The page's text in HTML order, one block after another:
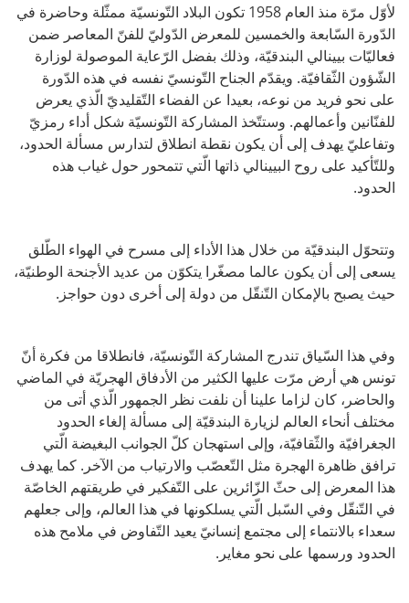
لأوّل مرّة منذ العام 1958 تكون البلاد التّونسيّة ممثّلة وحاضرة في
الدّورة السّابعة والخمسين للمعرض الدّوليّ للفنّ المعاصر ضمن
فعاليّات بيينالي البندقيّة، وذلك بفضل الرّعاية الموصولة لوزارة
الشّؤون الثّقافيّة. ويقدّم الجناح التّونسيّ نفسه في هذه الدّورة
على نحو فريد من نوعه، بعيدا عن الفضاء التّقليديّ الّذي يعرض
للفنّانين وأعمالهم. وستتّخذ المشاركة التّونسيّة شكل أداء رمزيّ
وتفاعليّ يهدف إلى أن يكون نقطة انطلاق لتدارس مسألة الحدود،
وللتّأكيد على روح البيينالي ذاتها الّتي تتمحور حول غياب هذه
الحدود.
وتتحوّل البندقيّة من خلال هذا الأداء إلى مسرح في الهواء الطّلق
يسعى إلى أن يكون عالما مصغّرا يتكوّن من عديد الأجنحة الوطنيّة،
حيث يصبح بالإمكان التّنقّل من دولة إلى أخرى دون حواجز.
وفي هذا السّياق تندرج المشاركة التّونسيّة، فانطلاقا من فكرة أنّ
تونس هي أرض مرّت عليها الكثير من الأدفاق الهجريّة في الماضي
والحاضر، كان لزاما علينا أن نلفت نظر الجمهور الّذي أتى من
مختلف أنحاء العالم لزيارة البندقيّة إلى مسألة إلغاء الحدود
الجغرافيّة والثّقافيّة، وإلى استهجان كلّ الجوانب البغيضة الّتي
ترافق ظاهرة الهجرة مثل التّعصّب والارتياب من الآخر. كما يهدف
هذا المعرض إلى حثّ الزّائرين على التّفكير في طريقتهم الخاصّة
في التّنقّل وفي السّبل الّتي يسلكونها في هذا العالم، وإلى جعلهم
سعداء بالانتماء إلى مجتمع إنسانيّ يعيد التّفاوض في ملامح هذه
الحدود ورسمها على نحو مغاير.